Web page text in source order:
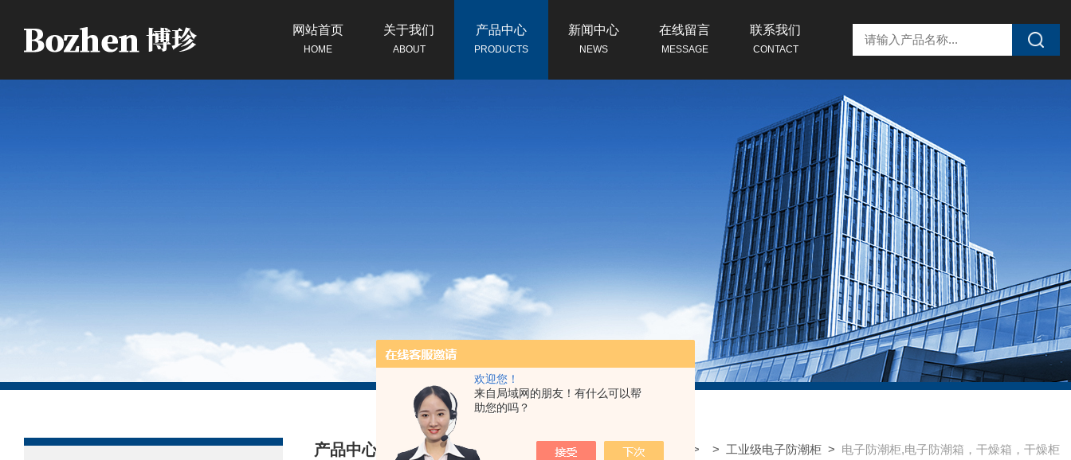
欢迎您！
来自局域网的朋友！有什么可以帮
助您的吗？
网站首页
HOME
关于我们
ABOUT
产品中心
PRODUCTS
新闻中心
NEWS
在线留言
MESSAGE
联系我们
CONTACT
产品中心 我的位置： >产品中心 > > 工业级电子防潮柜 > 电子防潮柜,电子防潮箱，干燥箱，干燥柜